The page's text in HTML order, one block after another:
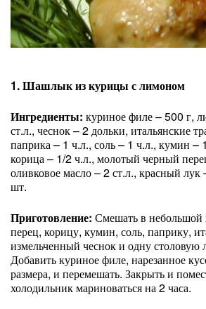
1. Шашлык из курицы с лимоном
Ингредиенты: куриное филе – 500 г,
ст.л., чеснок – 2 дольки, итальянские
паприка – 1 ч.л., соль – 1 ч.л., кумин –
корица – 1/2 ч.л., молотый черный
оливковое масло – 2 ст.л., красный
шт.
Приготовление: Смешать в небольшой
перец, корицу, кумин, соль, паприку,
измельченный чеснок и одну столовую
Добавить куриное филе, нарезанное
размера, и перемешать. Закрыть и
холодильник мариноваться на 2 часа.